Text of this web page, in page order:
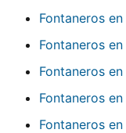
Fontaneros en
Fontaneros en
Fontaneros en
Fontaneros en
Fontaneros en